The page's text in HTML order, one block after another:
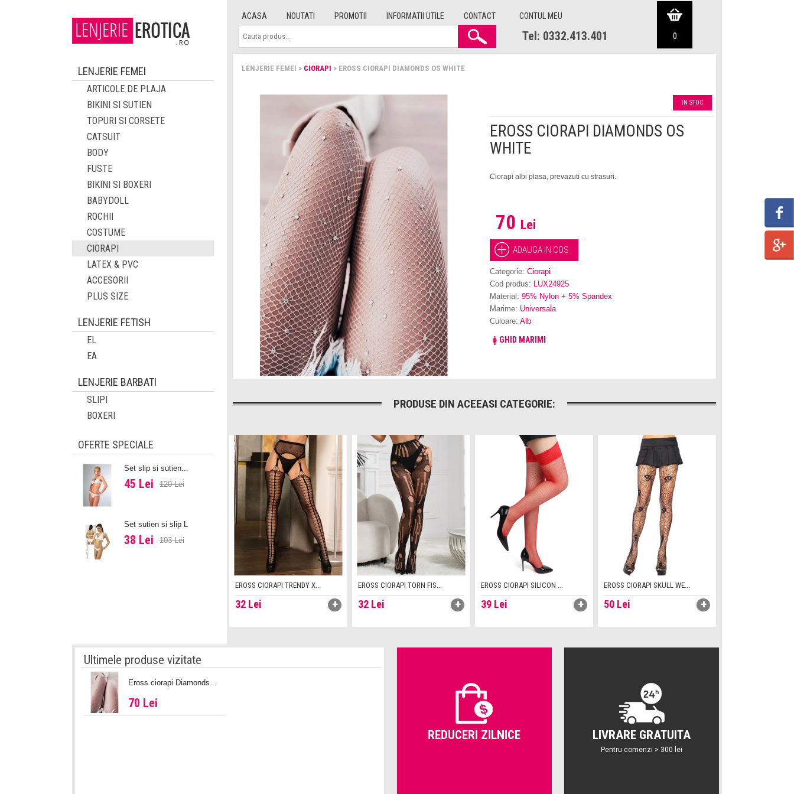
0
ACASA NOUTATI PROMOTII INFORMATII UTILE CONTACT CONTUL MEU
Tel: 0332.413.401
LENJERIE FEMEI > CIORAPI > EROSS CIORAPI DIAMONDS OS WHITE
IN STOC
EROSS CIORAPI DIAMONDS OS
WHITE
Ciorapi albi plasa, prevazuti cu strasuri.
70 Lei
Categorie: Ciorapi
Cod produs: LUX24925
Material: 95% Nylon + 5% Spandex
Marime: Universala
Culoare: Alb
GHID MARIMI
PRODUSE DIN ACEEASI CATEGORIE:
EROSS CIORAPI TRENDY X...
32 Lei
EROSS CIORAPI TORN FIS...
32 Lei
EROSS CIORAPI SILICON ...
39 Lei
EROSS CIORAPI SKULL WE...
50 Lei
LENJERIE FEMEI
ARTICOLE DE PLAJA
BIKINI SI SUTIEN
TOPURI SI CORSETE
CATSUIT
BODY
FUSTE
BIKINI SI BOXERI
BABYDOLL
ROCHII
COSTUME
CIORAPI
LATEX & PVC
ACCESORII
PLUS SIZE
LENJERIE FETISH
EL
EA
LENJERIE BARBATI
SLIPI
BOXERI
OFERTE SPECIALE
Set slip si sutien...
45 Lei 120 Lei
Set sutien si slip L
38 Lei 103 Lei
Ultimele produse vizitate
Eross ciorapi Diamonds...
70 Lei
REDUCERI ZILNICE LIVRARE GRATUITA
Pentru comenzi > 300 lei